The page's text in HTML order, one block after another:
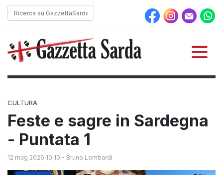
CULTURA
Feste e sagre in Sardegna
- Puntata 1
12 mag 2026 10:10 - Bruno Lombardi